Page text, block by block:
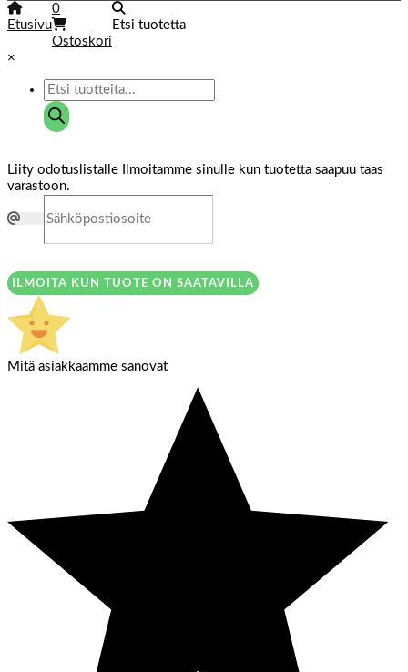
Etusivu
0
Ostoskori
Etsi tuotetta
×
Liity odotuslistalle
Ilmoitamme sinulle kun tuotetta saapuu taas
varastoon.
ILMOITA KUN TUOTE ON SAATAVILLA
Mitä asiakkaamme sanovat